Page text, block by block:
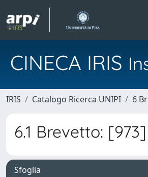
CINECA IRIS
IRIS Catalogo Ricerca UNIPI 6
6.1 Brevetto: [973]
Sfoglia